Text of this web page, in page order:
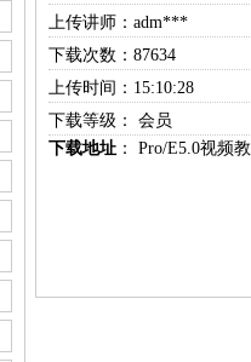
上传讲师：adm***
下载次数：87634
上传时间：15:10:28
下载等级： 会员
下载地址 ： Pro/E5.0视频